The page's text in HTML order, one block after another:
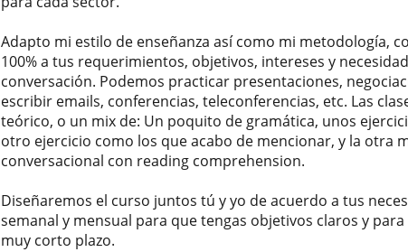
Adapto mi estilo de enseñanza así como mi metodología,
100% a tus requerimientos, objetivos, intereses y
conversación. Podemos practicar presentaciones,
escribir emails, conferencias, teleconferencias, etc. Las
teórico, o un mix de: Un poquito de gramática, unos
otro ejercicio como los que acabo de mencionar, y la otra
conversacional con reading comprehension.
Diseñaremos el curso juntos tú y yo de acuerdo a tus
semanal y mensual para que tengas objetivos claros y
muy corto plazo.